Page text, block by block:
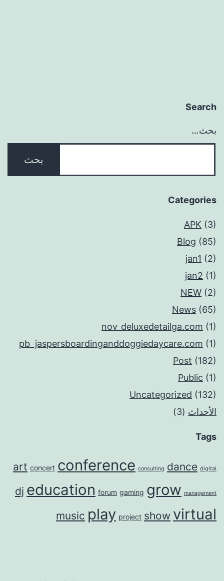
Search
بحث…
Categories
APK (3)
Blog (85)
jan1 (2)
jan2 (1)
NEW (2)
News (65)
nov_deluxedetailga.com (1)
pb_jaspersboardinganddoggiedaycare.com (1)
Post (182)
Public (1)
Uncategorized (132)
الأحداث (3)
Tags
art concert conference consulting dance digital
dj education forum gaming grow management
music play project show virtual